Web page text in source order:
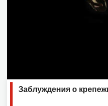
Заблуждения о